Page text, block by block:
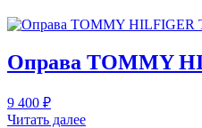
Оправа TOMMY
9 400 ₽
Читать далее